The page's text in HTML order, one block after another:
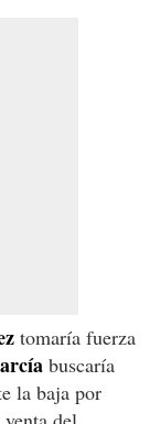
tomaría fuerza
buscaría
la baja por